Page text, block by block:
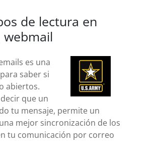
de lectura en
webmail
es una
saber si
abiertos.
que un
tu mensaje, permite un
mejor sincronización de los
tu comunicación por correo